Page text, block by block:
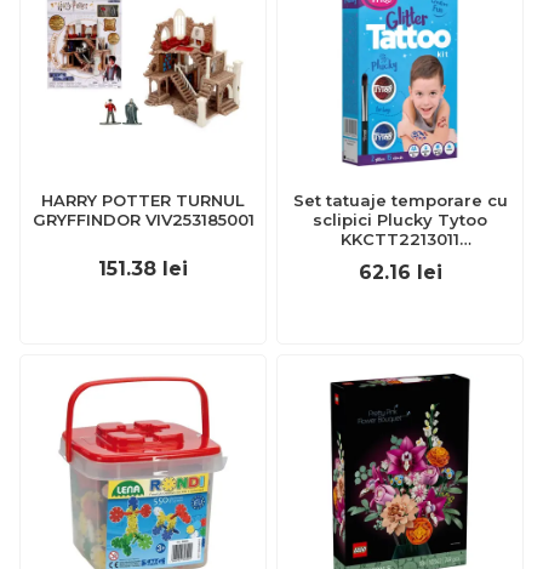
HARRY POTTER TURNUL
GRYFFINDOR VIV253185001
151.38 lei
Set tatuaje temporare cu
sclipici Plucky Tytoo
KKCTT2213011
62.16 lei